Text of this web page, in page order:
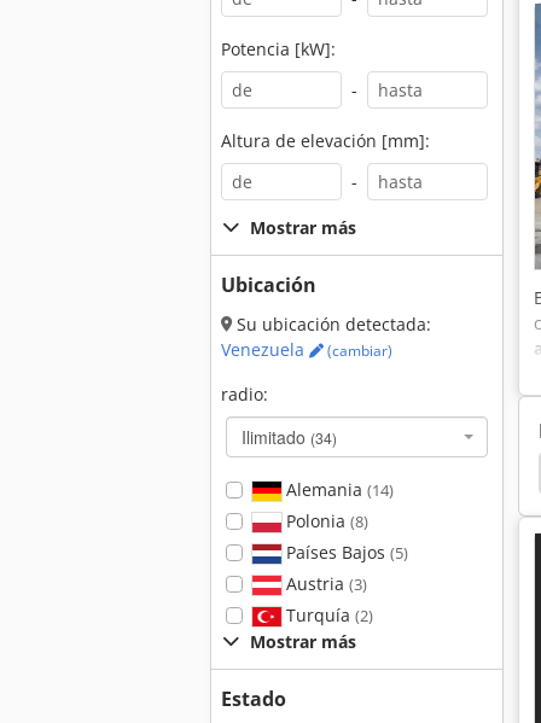
Potencia [kW]:
-
Altura de elevación [mm]:
-
Mostrar más
Ubicación
Su ubicación detectada:
Venezuela
(cambiar)
radio:
Ilimitado (34)
Alemania (14)
Polonia (8)
Países Bajos (5)
Austria (3)
Turquía (2)
Mostrar más
Estado
Hyundai Camioneta